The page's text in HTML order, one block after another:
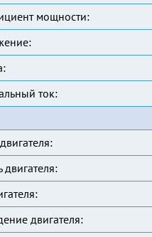
мощности:
ток:
двигателя: